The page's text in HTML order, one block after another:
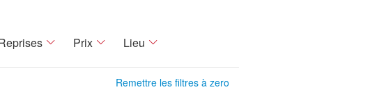
Prix Lieu
Remettre les filtres à zero